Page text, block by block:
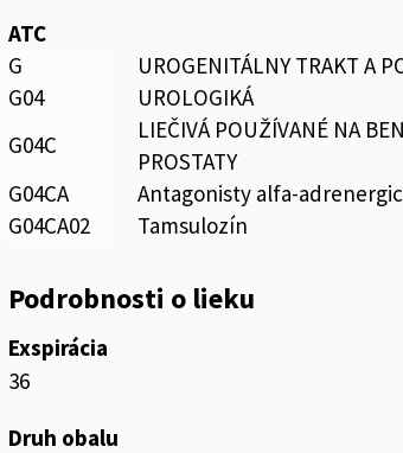
ATC
G
UROGENITÁLNY TRAKT A
G04
UROLOGIKÁ
G04C
LIEČIVÁ POUŽÍVANÉ NA
PROSTATY
G04CA
Antagonisty alfa-
G04CA02
Tamsulozín
Podrobnosti o lieku
Exspirácia
36
Druh obalu